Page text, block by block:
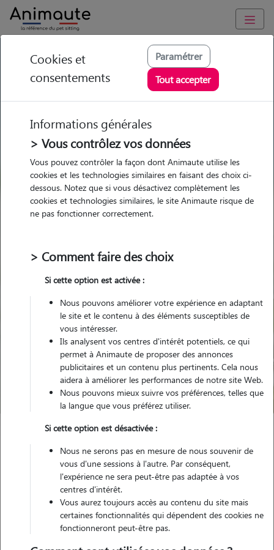
GARDE ANIMAUX à Wangenbourg-Engenthal : Garde chien et
chat en famille ou à domicile, visites et promenades
Trouvez une garde animaux à
Wangenbourg-Engenthal
Parmi nos pet-sitters à
Wangenbourg-Engenthal
Pour quel animal ?
Trouver mon Pet Sitter
Wangenbourg-Engenthal
Plus de 1 propriétaires satisfaits pour
la garde de leur animal à
Cookies et
consentements
Paramétrer
Tout accepter
Informations générales
> Vous contrôlez vos données
Vous pouvez contrôler la façon dont Animaute utilise les
cookies et les technologies similaires en faisant des choix ci-
dessous. Notez que si vous désactivez complètement les
cookies et technologies similaires, le site Animaute risque de
ne pas fonctionner correctement.
> Comment faire des choix
Si cette option est activée :
Nous pouvons améliorer votre expérience en adaptant
le site et le contenu à des éléments susceptibles de
vous intéresser.
Ils analysent vos centres d'intérêt potentiels, ce qui
permet à Animaute de proposer des annonces
publicitaires et un contenu plus pertinents. Cela nous
aidera à améliorer les performances de notre site Web.
Nous pouvons mieux suivre vos préférences, telles que
la langue que vous préférez utiliser.
Si cette option est désactivée :
Nous ne serons pas en mesure de nous souvenir de
vous d'une sessions à l'autre. Par conséquent,
l'expérience ne sera peut-être pas adaptée à vos
centres d'intérêt.
Vous aurez toujours accès au contenu du site mais
certaines fonctionnalités qui dépendent des cookies ne
fonctionneront peut-être pas.